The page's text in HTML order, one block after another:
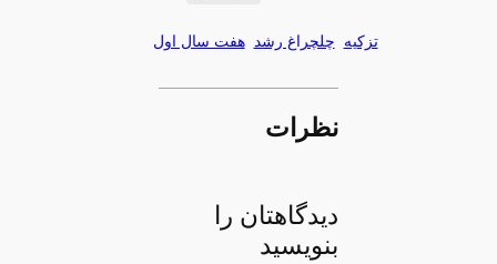
تزکیه چلچراغ رشد هفت سال اول
نظرات
دیدگاهتان را
بنویسید